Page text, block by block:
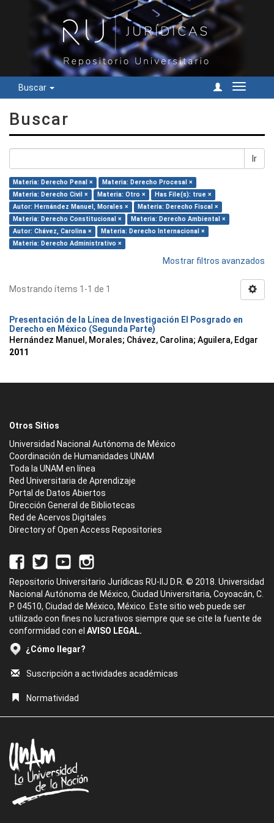
Buscar
Cambiar
Buscar
Ir
Materia: Derecho Penal ×
Materia: Derecho Procesal ×
Materia: Derecho Civil ×
Materia: Otro ×
Has File(s): true ×
Autor: Hernández Manuel, Morales ×
Materia: Derecho Fiscal ×
Materia: Derecho Constitucional ×
Materia: Derecho Ambiental ×
Autor: Chávez, Carolina ×
Materia: Derecho Internacional ×
Materia: Derecho Administrativo ×
Mostrar filtros avanzados
Mostrando ítems 1-1 de 1
Presentación de la Línea de Investigación El Posgrado en
Derecho en México (Segunda Parte)
Hernández Manuel, Morales; Chávez, Carolina; Aguilera, Edgar
2011
Otros Sitios
Universidad Nacional Autónoma de México
Coordinación de Humanidades UNAM
Toda la UNAM en línea
Red Universitaria de Aprendizaje
Portal de Datos Abiertos
Dirección General de Bibliotecas
Red de Acervos Digitales
Directory of Open Access Repositories
Repositorio Universitario Jurídicas RU-IIJ D.R. © 2018. Universidad
Nacional Autónoma de México, Ciudad Universitaria, Coyoacán, C.
P. 04510, Ciudad de México, México. Este sitio web puede ser
utilizado con fines no lucrativos siempre que se cite la fuente de
conformidad con el AVISO LEGAL.
¿Cómo llegar?
Suscripción a actividades académicas
Normatividad